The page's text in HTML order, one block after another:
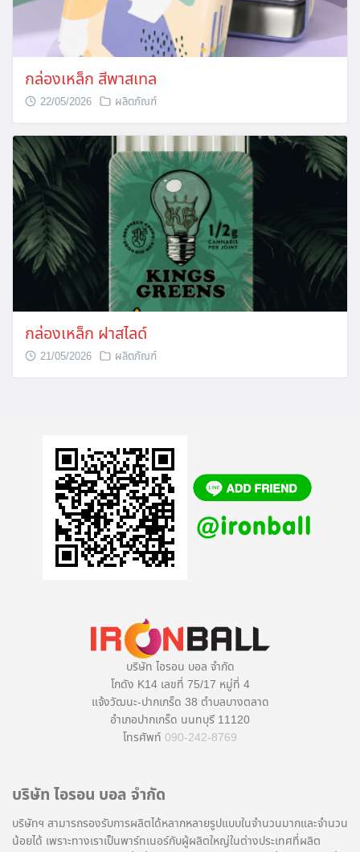
กล่องเหล็ก สีพาสเทล
22/05/2026 ผลิตภัณฑ์
กล่องเหล็ก ฝาสไลด์
21/05/2026 ผลิตภัณฑ์
บริษัท ไอรอน บอล จำกัด
โกดัง K14 เลขที่ 75/17 หมู่ที่ 4
แจ้งวัฒนะ-ปากเกร็ด 38 ตำบลบางตลาด
อำเภอปากเกร็ด นนทบุรี 11120
โทรศัพท์ 090-242-8769
บริษัท ไอรอน บอล จำกัด
บริษัทฯ สามารถรองรับการผลิตได้หลากหลายรูปแบบในจำนวนมากและจำนวน
น้อยได้ เพราะทางเราเป็นพาร์ทเนอร์กับผู้ผลิตใหญ่ในต่างประเทศที่ผลิต